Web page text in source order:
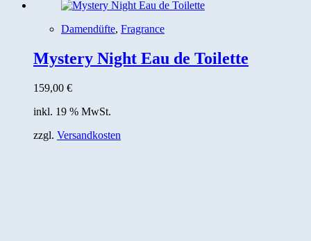
Damendüfte, Fragrance
Mystery Night Eau de Toilette
159,00 €
inkl. 19 % MwSt.
zzgl. Versandkosten